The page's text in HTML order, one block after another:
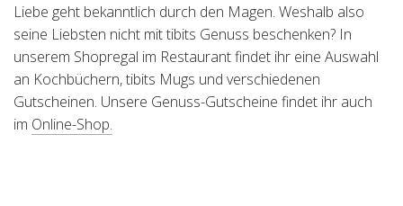
Liebe geht bekanntlich durch den Magen. Weshalb also
seine Liebsten nicht mit tibits Genuss beschenken? In
unserem Shopregal im Restaurant findet ihr eine Auswahl
an Kochbüchern, tibits Mugs und verschiedenen
Gutscheinen. Unsere Genuss-Gutscheine findet ihr auch
im Online-Shop.